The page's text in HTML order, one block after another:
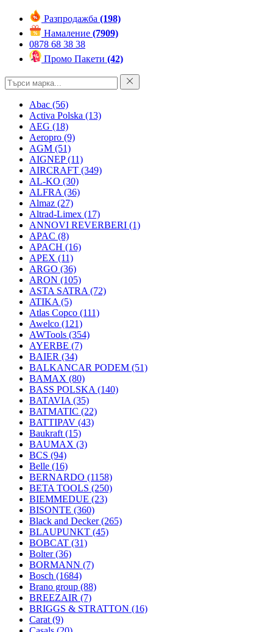
Разпродажба (198)
Намаление (7909)
0878 68 38 38
Промо Пакети (42)
Abac (56)
Activa Polska (13)
AEG (18)
Aeropro (9)
AGM (51)
AIGNEP(11)
AIRCRAFT (349)
AL-KO (30)
ALFRA (36)
Almaz (27)
Altrad-Limex (17)
ANNOVI REVERBERI (1)
APAC (8)
APACH (16)
APEX (11)
ARGO (36)
ARON (105)
ASTA SATRA (72)
ATIKA (5)
Atlas Copco (111)
Awelco (121)
AWTools (354)
AYERBE (7)
BAIER (34)
BALKANCAR PODEM (51)
BAMAX (80)
BASS POLSKA (140)
BATAVIA (35)
BATMATIC (22)
BATTIPAV (43)
Baukraft (15)
BAUMAX (3)
BCS (94)
Belle (16)
BERNARDO (1158)
BETA TOOLS (250)
BIEMMEDUE (23)
BISONTE (360)
Black and Decker(265)
BLAUPUNKT (45)
BOBCAT (31)
Bolter(36)
BORMANN (7)
Bosch (1684)
Brano group (88)
BREEZAIR (7)
BRIGGS & STRATTON (16)
Carat (9)